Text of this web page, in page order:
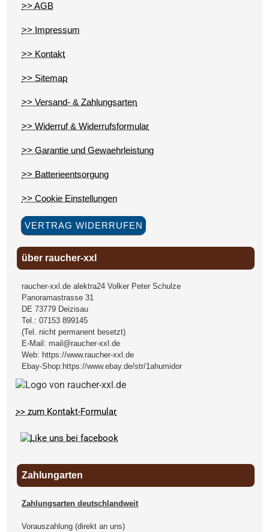
>> AGB
>> Impressum
>> Kontakt
>> Sitemap
>> Versand- & Zahlungsarten
>> Widerruf & Widerrufsformular
>> Garantie und Gewaehrleistung
>> Batterieentsorgung
>> Cookie Einstellungen
VERTRAG WIDERRUFEN
über raucher-xxl
raucher-xxl.de alektra24 Volker Peter Schulze
Panoramastrasse 31
DE 73779 Deizisau
Tel.:07153 899145
(Tel. nicht permanent besetzt)
E-Mail: mail@raucher-xxl.de
Web: https://www.raucher-xxl.de
Ebay-Shop: https://www.ebay.de/str/1ahumidor
>> zum Kontakt-Formular
Zahlungarten
Zahlungsarten deutschlandweit
Vorauszahlung (direkt an uns)